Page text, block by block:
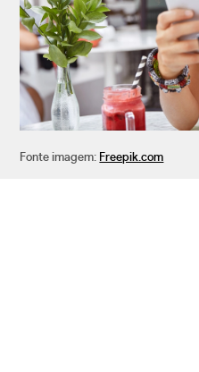
Fonte imagem: Freepik.com